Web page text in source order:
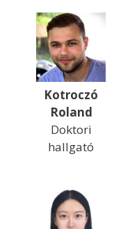
Kotroczó
Roland
Doktori
hallgató